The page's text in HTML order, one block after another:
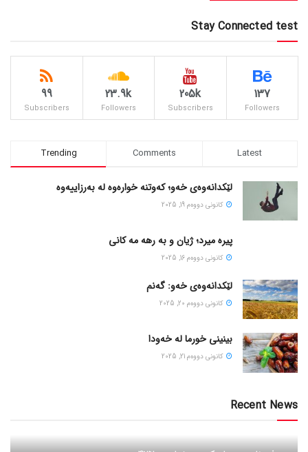
Stay Connected test
137
Followers
205k
Subscribers
23.9k
Followers
99
Subscribers
Trending Comments Latest
لێکدانەوەی خەو؛ کەوتنە خوارەوە لە بەرزاییەوە
كانونی دووه‌م 19, 2025
پیره میرد؛ ژیان و به رهه مه کانی
كانونی دووه‌م 16, 2025
لێکدانەوەی خەو: گەنم
كانونی دووه‌م 20, 2025
بینینی خورما لە خەودا
كانونی دووه‌م 21, 2025
Recent News